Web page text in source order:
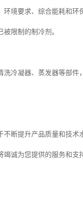
境要求、综合能耗和
限制的制冷剂。
冷凝器、蒸发器等部
断提升产品质量和技
诚为您提供的服务和支